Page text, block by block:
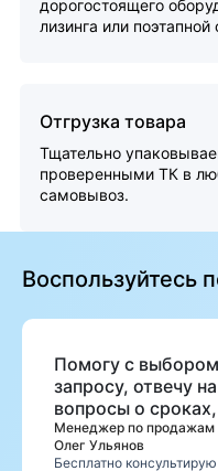
дорогостоящего
лизинга или поэтапной
Отгрузка товара
Тщательно
проверенными ТК в
самовывоз.
Воспользуйтесь
Помогу с
запросу, отвечу
вопросы о
Менеджер по продажам
Олег Ульянов
Бесплатно